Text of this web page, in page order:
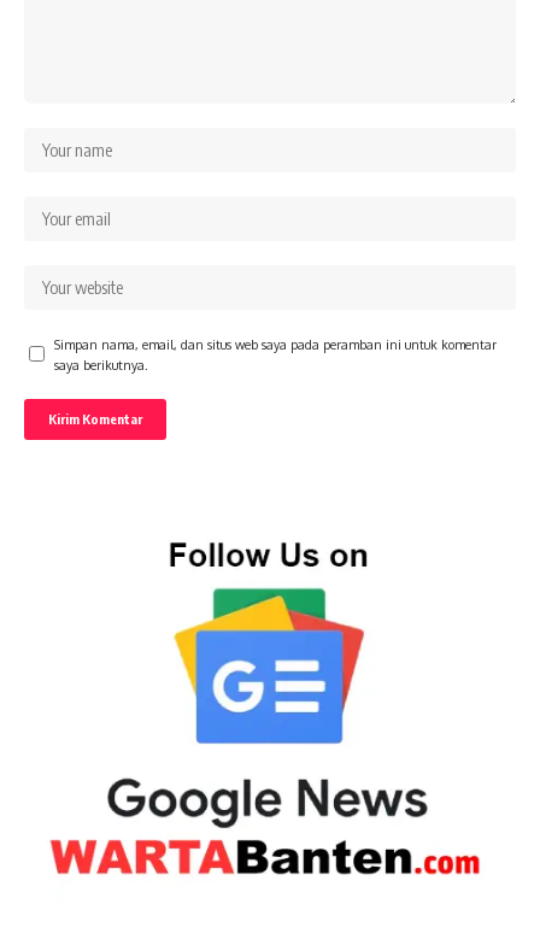
Simpan nama, email, dan situs web saya pada peramban ini untuk komentar
saya berikutnya.